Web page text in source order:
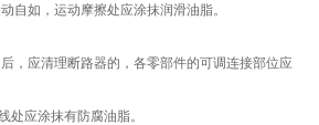
如，运动摩擦处应涂抹润滑油脂。
应清理断路器的，各零部件的可调连接部位应
处应涂抹有防腐油脂。